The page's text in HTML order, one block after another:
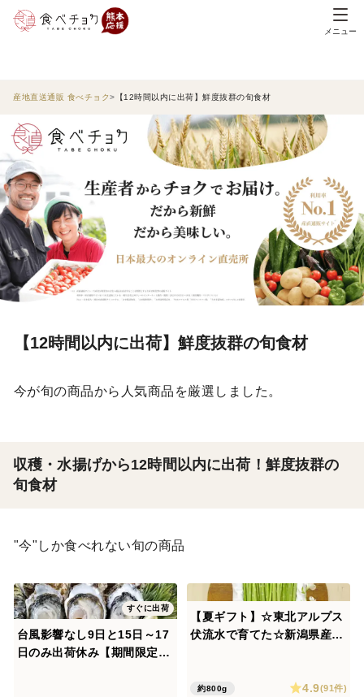
メニュー
産地直送通販 食べチョク 【12時間以内に出荷】鮮度抜群の旬食材
【12時間以内に出荷】鮮度抜群の旬食材
今が旬の商品から人気商品を厳選しました。
収穫・水揚げから12時間以内に出荷！鮮度抜群の
旬食材
"今"しか食べれない旬の商品
すぐに出荷
台風影響なし9日と15日～17
日のみ出荷休み【期間限定1
【夏ギフト】☆東北アルプス
伏流水で育てた☆新潟県産ミ
約800g 4.9(91件)